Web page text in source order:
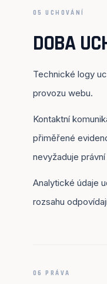
05 UCHOVÁNÍ
DOBA
Technické logy
provozu webu.
Kontaktní
přiměřené
nevyžaduje
Analytické údaje
rozsahu
06 PRÁVA